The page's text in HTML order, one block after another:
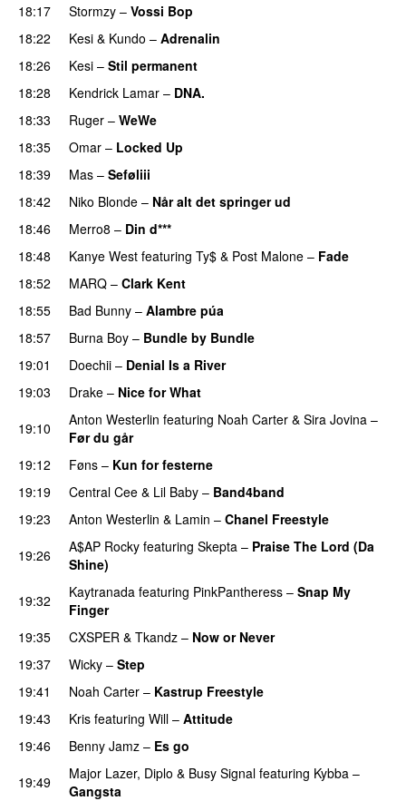
18:17
Stormzy – Vossi Bop
18:22
Kesi & Kundo – Adrenalin
18:26
Kesi – Stil permanent
18:28 Kendrick Lamar – DNA.
18:33
Ruger – WeWe
18:35
Omar – Locked Up
18:39
Mas – Seføliii
18:42
Niko Blonde – Når alt det springer ud
18:46 Merro8 – Din d***
18:48
Kanye West featuring Ty$ & Post Malone – Fade
18:52
MARQ – Clark Kent
18:55 Bad Bunny – Alambre púa
18:57
Burna Boy – Bundle by Bundle
19:01
Doechii – Denial Is a River
19:03
Drake – Nice for What
19:10
Anton Westerlin featuring Noah Carter & Sira Jovina –
Før du går
19:12
Føns – Kun for festerne
19:19
Central Cee & Lil Baby – Band4band
19:23
Anton Westerlin & Lamin – Chanel Freestyle
19:26
A$AP Rocky featuring Skepta – Praise The Lord (Da
Shine)
19:32
Kaytranada featuring PinkPantheress – Snap My
Finger
19:35
CXSPER & Tkandz – Now or Never
19:37
Wicky – Step
19:41
Noah Carter – Kastrup Freestyle
19:43 Kris featuring Will – Attitude
19:46
Benny Jamz – Es go
19:49
Major Lazer, Diplo & Busy Signal featuring Kybba –
Gangsta